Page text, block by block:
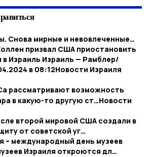
Снова мирные и невовлеченные…
призвал США приостановить
в Израиль Израиль — Рамблер/
в 08:12​Новости Израиля
рассматривают возможность
в какую-то другую ст…​Новости
второй мировой США создали в
от советской уг…
– международный день музеев
Израиля откроются дл…